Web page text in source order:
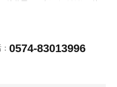
护装置、双电源自动转换开关、
：0574-83013996